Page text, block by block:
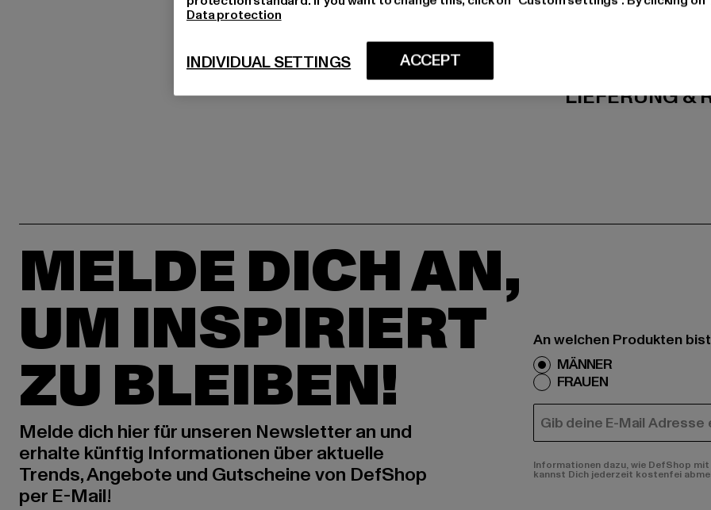
LIEFERUNG &
MELDE DICH AN,
UM INSPIRIERT
ZU BLEIBEN!
Melde dich hier für unseren Newsletter an und
erhalte künftig Informationen über aktuelle
Trends, Angebote und Gutscheine von DefShop
per E-Mail!
An welchen Produkten
MÄNNER
FRAUEN
E-MAIL
Informationen dazu, wie DefShop
kannst Dich jederzeit kostenfei
Data protection
ACCEPT
INDIVIDUAL SETTINGS